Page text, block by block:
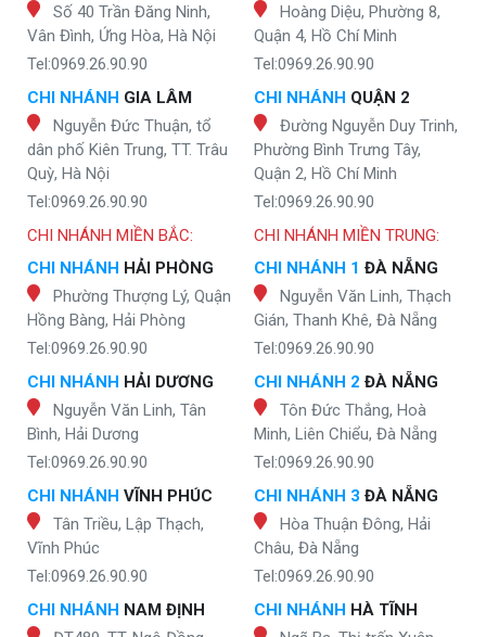
Số 40 Trần Đăng Ninh,
Vân Đình, Ứng Hòa, Hà Nội
Tel:0969.26.90.90
CHI NHÁNH GIA LÂM
Nguyễn Đức Thuận, tổ
dân phố Kiên Trung, TT. Trâu
Quỳ, Hà Nội
Tel:0969.26.90.90
Hoàng Diệu, Phường 8,
Quận 4, Hồ Chí Minh
Tel:0969.26.90.90
CHI NHÁNH QUẬN 2
Đường Nguyễn Duy Trinh,
Phường Bình Trưng Tây,
Quận 2, Hồ Chí Minh
Tel:0969.26.90.90
CHI NHÁNH MIỀN BẮC:
CHI NHÁNH HẢI PHÒNG
Phường Thượng Lý, Quận
Hồng Bàng, Hải Phòng
Tel:0969.26.90.90
CHI NHÁNH HẢI DƯƠNG
Nguyễn Văn Linh, Tân
Bình, Hải Dương
Tel:0969.26.90.90
CHI NHÁNH VĨNH PHÚC
Tân Triều, Lập Thạch,
Vĩnh Phúc
Tel:0969.26.90.90
CHI NHÁNH NAM ĐỊNH
CHI NHÁNH MIỀN TRUNG:
CHI NHÁNH 1 ĐÀ NẴNG
Nguyễn Văn Linh, Thạch
Gián, Thanh Khê, Đà Nẵng
Tel:0969.26.90.90
CHI NHÁNH 2 ĐÀ NẴNG
Tôn Đức Thắng, Hoà
Minh, Liên Chiểu, Đà Nẵng
Tel:0969.26.90.90
CHI NHÁNH 3 ĐÀ NẴNG
Hòa Thuận Đông, Hải
Châu, Đà Nẵng
Tel:0969.26.90.90
CHI NHÁNH HÀ TĨNH